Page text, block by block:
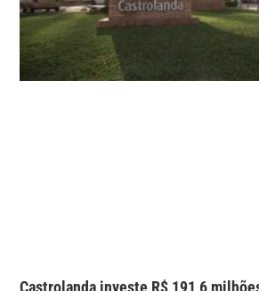
Castrolanda investe R$ 191,6